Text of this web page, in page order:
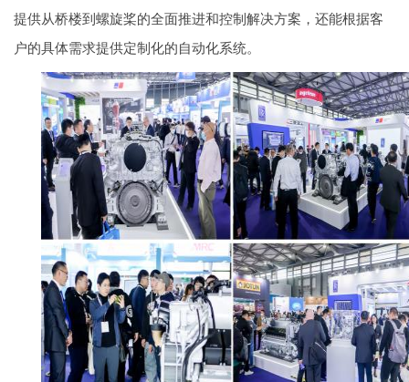
提供从桥楼到螺旋桨的全面推进和控制解决方案，还能根据客
户的具体需求提供定制化的自动化系统。